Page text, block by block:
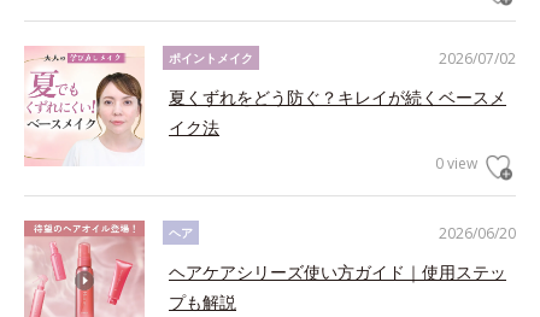
2026/07/02
ポイントメイク
夏くずれをどう防ぐ？キレイが続くベースメ
イク法
0 view
2026/06/20
ヘア
ヘアケアシリーズ使い方ガイド｜使用ステッ
プも解説